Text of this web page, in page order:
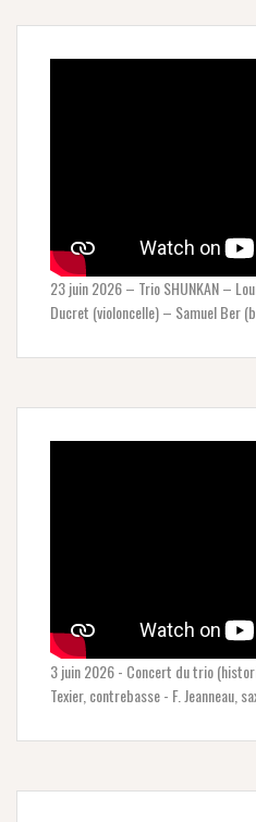
23 juin 2026 – Trio SHUNKAN –
Ducret (violoncelle) – Samuel Ber
3 juin 2026 - Concert du trio
Texier, contrebasse - F. Jeanneau,